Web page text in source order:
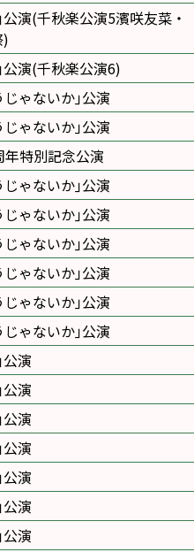
演(千秋楽公演5濱咲友菜・
演(千秋楽公演6)
ゃないか｣公演
ゃないか｣公演
特別記念公演
ゃないか｣公演
ゃないか｣公演
ゃないか｣公演
ゃないか｣公演
ゃないか｣公演
ゃないか｣公演
演
演
演
演
演
演
演